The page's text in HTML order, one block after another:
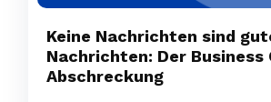
Keine Nachrichten sind
Nachrichten: Der Business
Abschreckung